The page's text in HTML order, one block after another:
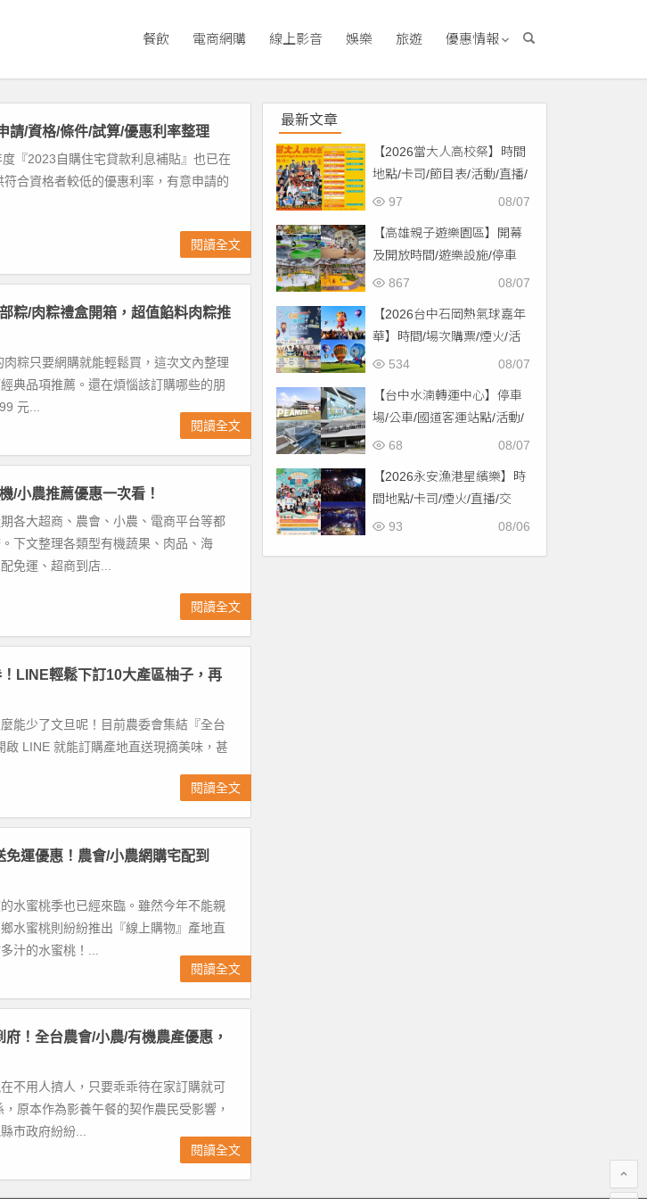
餐飲 電商網購 線上影音 娛樂 旅遊 優惠情報
請/資格/條件/試算/優惠利率整理
『2023自購住宅貸款利息補貼』也已在
合資格者較低的優惠利率，有意申請的
閱讀全文
粽/肉粽禮盒開箱，超值餡料肉粽推
粽只要網購就能輕鬆買，這次文內整理
典品項推薦。還在煩惱該訂購哪些的朋
元...
閱讀全文
/小農推薦優惠一次看！
各大超商、農會、小農、電商平台等都
下文整理各類型有機蔬果、肉品、海
免運、超商到店...
閱讀全文
LINE輕鬆下訂10大產區柚子，再
能少了文旦呢！目前農委會集結『全台
LINE 就能訂購產地直送現摘美味，甚
閱讀全文
免運優惠！農會/小農網購宅配到
水蜜桃季也已經來臨。雖然今年不能親
水蜜桃則紛紛推出『線上購物』產地直
汁的水蜜桃！...
閱讀全文
！全台農會/小農/有機農產優惠，
不用人擠人，只要乖乖待在家訂購就可
原本作為影養午餐的契作農民受影響，
市政府紛紛...
閱讀全文
最新文章
【2026當大人高校祭】時間
地點/卡司/節目表/活動/直播/
交通，免費入場！
08/07
97
【高雄親子遊樂園區】開幕
及開放時間/遊樂設施/停車
場/交通一次看！
08/07
867
【2026台中石岡熱氣球嘉年
華】時間/場次購票/煙火/活
動/交通，土牛運動公園登08/07
534
【台中水湳轉運中心】停車
場/公車/國道客運站點/活動/
交通，啟用免費停車！ 08/07
68
【2026永安漁港星繽樂】時
間地點/卡司/煙火/直播/交
通，免費入場！
08/06
93